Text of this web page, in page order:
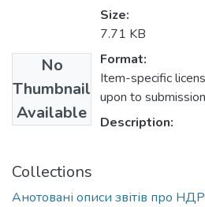
No
Thumbnail
Available
Size:
7.71 KB
Format:
Item-specific
upon to submission
Description:
Collections
Анотовані описи звітів про